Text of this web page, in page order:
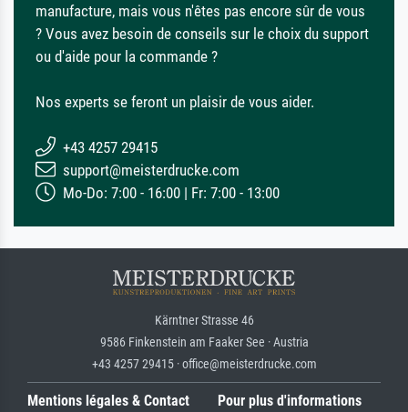
manufacture, mais vous n'êtes pas encore sûr de vous
? Vous avez besoin de conseils sur le choix du support
ou d'aide pour la commande ?
Nos experts se feront un plaisir de vous aider.
+43 4257 29415
support@meisterdrucke.com
Mo-Do: 7:00 - 16:00 | Fr: 7:00 - 13:00
Kärntner Strasse 46
9586 Finkenstein am Faaker See · Austria
+43 4257 29415 · office@meisterdrucke.com
Mentions légales & Contact Pour plus d'informations